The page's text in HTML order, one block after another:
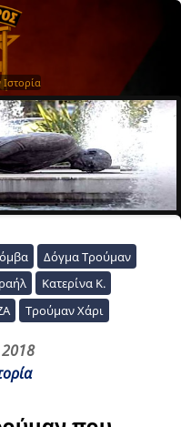
Ιστορία
Δόγμα Τρούμαν
Κατερίνα Κ.
Τρούμαν Χάρι
2018